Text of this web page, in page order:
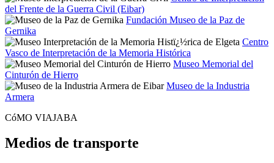
del Frente de la Guerra Civil (Eibar)
Fundación Museo de la Paz de
Gernika
Centro
Vasco de Interpretación de la Memoria Histórica
Museo Memorial del
Cinturón de Hierro
Museo de la Industria
Armera
CóMO VIAJABA
Medios de transporte